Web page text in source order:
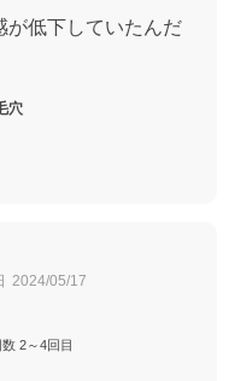
が低下していたんだ
穴
2024/05/17
数 2～4回目